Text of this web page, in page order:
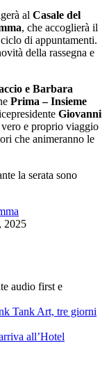
al Casale del
, che accoglierà il
di appuntamenti.
della rassegna e
e Barbara
Prima – Insieme
Giovanni
e proprio viaggio
che animeranno le
la serata sono
2025
audio first e
Tank Art, tre giorni
all’Hotel